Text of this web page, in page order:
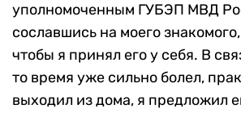
уполномоченным ГУБЭП МВД
сославшись на моего
чтобы я принял его у себя. В
то время уже сильно болел,
выходил из дома, я предложил